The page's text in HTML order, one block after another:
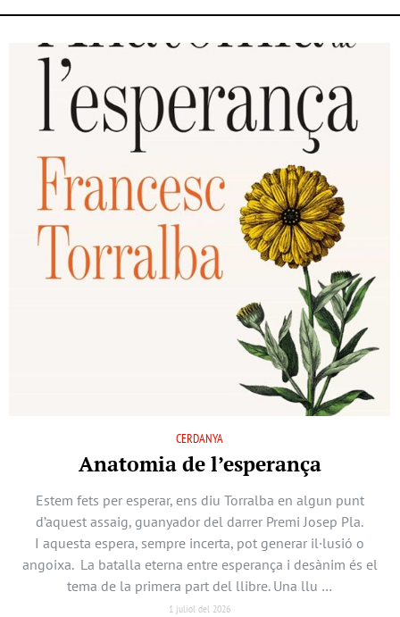
CERDANYA
Anatomia de l’esperança
Estem fets per esperar, ens diu Torralba en algun punt
d’aquest assaig, guanyador del darrer Premi Josep Pla.
I aquesta espera, sempre incerta, pot generar il·lusió o
angoixa. La batalla eterna entre esperança i desànim és el
tema de la primera part del llibre. Una llu …
1 juliol del 2026